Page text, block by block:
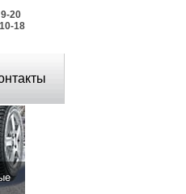
9-20
10-18